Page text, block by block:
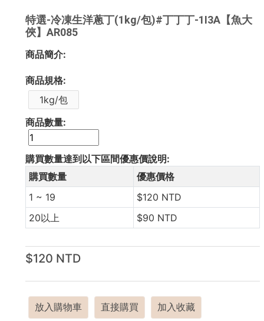
特選-冷凍生洋蔥丁(1kg/包)#丁丁丁-1I3A【魚大
俠】AR085
商品簡介:
商品規格:
1kg/包
商品數量:
購買數量達到以下區間優惠價說明:
購買數量
優惠價格
1 ~ 19
$120 NTD
20以上
$90 NTD
$120 NTD
放入購物車 直接購買 加入收藏